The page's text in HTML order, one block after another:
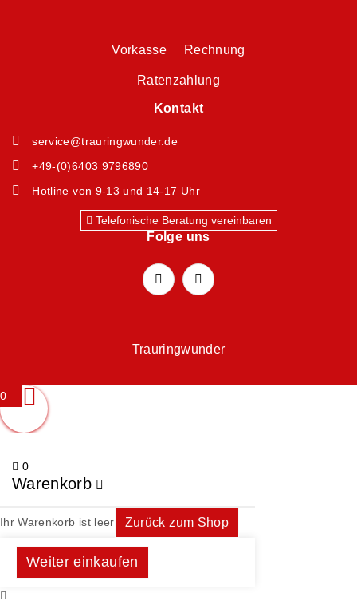
Vorkasse Rechnung
Ratenzahlung
Kontakt
service@trauringwunder.de
+49-(0)6403 9796890
Hotline von 9-13 und 14-17 Uhr
Telefonische Beratung vereinbaren
Folge uns
Trauringwunder
0
0
Warenkorb
Ihr Warenkorb ist leer Zurück zum Shop
Weiter einkaufen